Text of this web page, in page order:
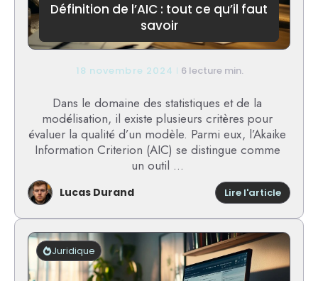
Définition de l’AIC : tout ce qu’il faut
savoir
18 novembre 2024 6 lecture min.
Dans le domaine des statistiques et de la
modélisation, il existe plusieurs critères pour
évaluer la qualité d’un modèle. Parmi eux, l’Akaike
Information Criterion (AIC) se distingue comme
un outil ...
Lucas Durand Lire l'article:
de
l’AIC
:
tout
ce
Juridique